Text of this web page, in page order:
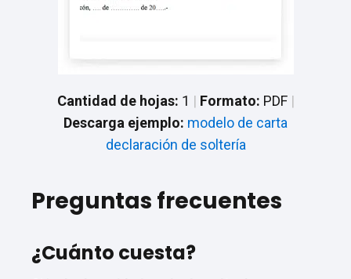
Cantidad de hojas: 1 | Formato: PDF |
Descarga ejemplo: modelo de carta
declaración de soltería
Preguntas frecuentes
¿Cuánto cuesta?